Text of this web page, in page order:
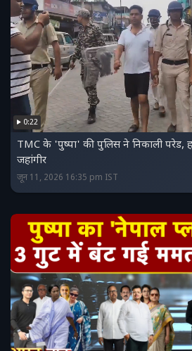
0:22
TMC के 'पुष्पा' की पुलिस ने निकाली परेड,
जहांगीर
जून 11, 2026 16:35 pm IST